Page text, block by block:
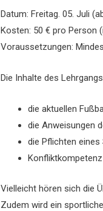
Datum: Freitag. 05. Juli
Kosten: 50 € pro Person
Voraussetzungen:
Die Inhalte des
die aktuellen
die Anweisungen
die Pflichten
Konfliktkompetenz
Vielleicht hören sich die
Zudem wird ein